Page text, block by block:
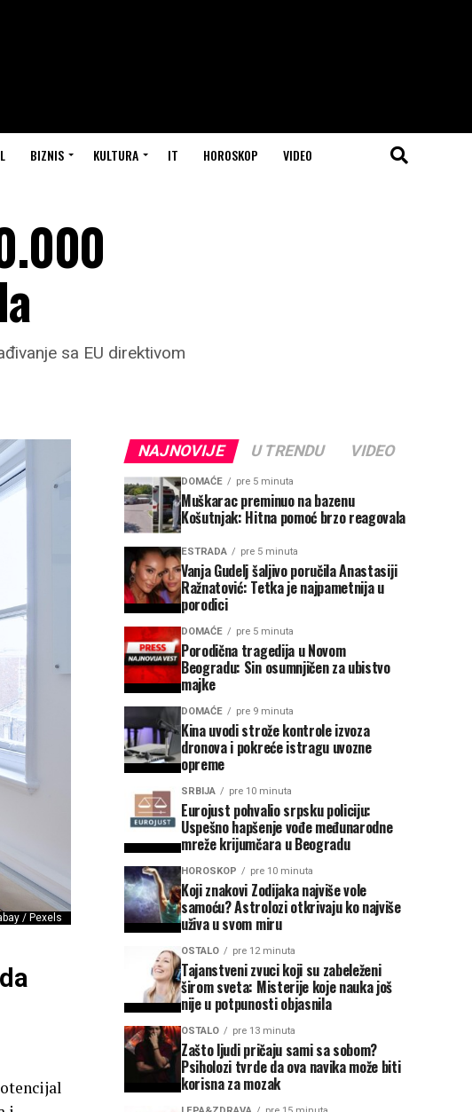
BIZNIS KULTURA IT HOROSKOP VIDEO
sa EU direktivom
/ Pexels
NAJNOVIJE U TRENDU VIDEO
DOMAĆE pre 5 minuta
Muškarac preminuo na bazenu
Košutnjak: Hitna pomoć brzo reagovala
ESTRADA pre 5 minuta
Vanja Gudelj šaljivo poručila Anastasiji
Ražnatović: Tetka je najpametnija u
porodici
DOMAĆE pre 5 minuta
Porodična tragedija u Novom
Beogradu: Sin osumnjičen za ubistvo
majke
DOMAĆE pre 9 minuta
Kina uvodi strože kontrole izvoza
dronova i pokreće istragu uvozne
opreme
SRBIJA pre 10 minuta
Eurojust pohvalio srpsku policiju:
Uspešno hapšenje vođe međunarodne
mreže krijumčara u Beogradu
HOROSKOP pre 10 minuta
Koji znakovi Zodijaka najviše vole
samoću? Astrolozi otkrivaju ko najviše
uživa u svom miru
OSTALO pre 12 minuta
Tajanstveni zvuci koji su zabeleženi
širom sveta: Misterije koje nauka još
nije u potpunosti objasnila
OSTALO pre 13 minuta
Zašto ljudi pričaju sami sa sobom?
Psiholozi tvrde da ova navika može biti
korisna za mozak